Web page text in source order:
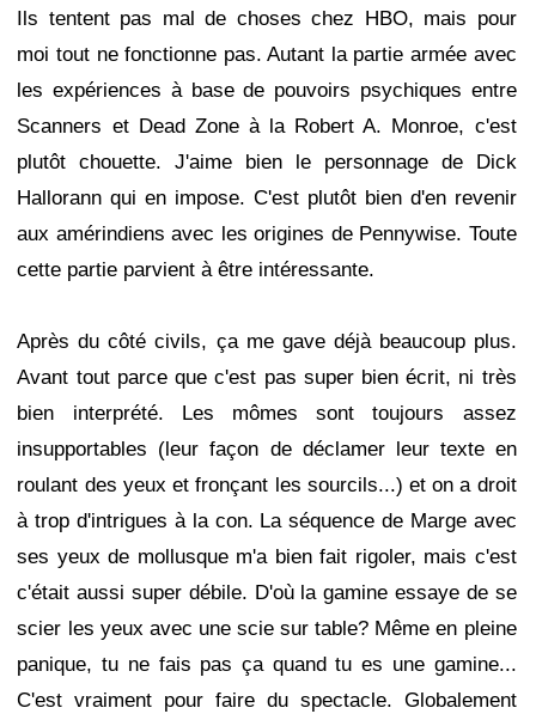
Ils tentent pas mal de choses chez HBO, mais pour
moi tout ne fonctionne pas. Autant la partie armée avec
les expériences à base de pouvoirs psychiques entre
Scanners et Dead Zone à la Robert A. Monroe, c'est
plutôt chouette. J'aime bien le personnage de Dick
Hallorann qui en impose. C'est plutôt bien d'en revenir
aux amérindiens avec les origines de Pennywise. Toute
cette partie parvient à être intéressante.
Après du côté civils, ça me gave déjà beaucoup plus.
Avant tout parce que c'est pas super bien écrit, ni très
bien interprété. Les mômes sont toujours assez
insupportables (leur façon de déclamer leur texte en
roulant des yeux et fronçant les sourcils...) et on a droit
à trop d'intrigues à la con. La séquence de Marge avec
ses yeux de mollusque m'a bien fait rigoler, mais c'est
c'était aussi super débile. D'où la gamine essaye de se
scier les yeux avec une scie sur table? Même en pleine
panique, tu ne fais pas ça quand tu es une gamine...
C'est vraiment pour faire du spectacle. Globalement